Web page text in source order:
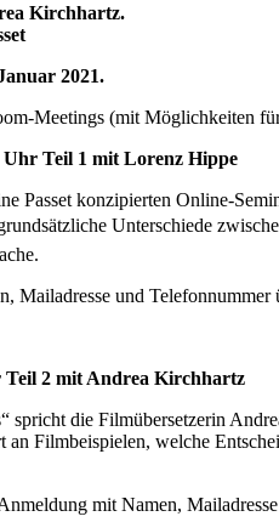
Kirchhartz.
2021.
Meetings (mit Möglichkeiten
Uhr Teil 1 mit Lorenz Hippe
Passet konzipierten Online-
Unterschiede
Mailadresse und
Teil 2 mit Andrea Kirchhartz
die Filmübersetzerin
Filmbeispielen, welche
mit Namen,